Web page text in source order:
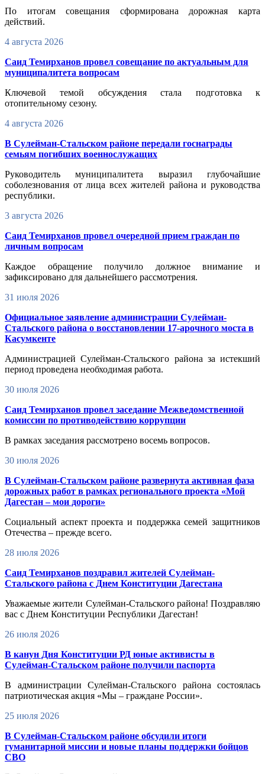
По итогам совещания сформирована дорожная карта
действий.
4 августа 2026
Саид Темирханов провел совещание по актуальным для
муниципалитета вопросам
Ключевой темой обсуждения стала подготовка к
отопительному сезону.
4 августа 2026
В Сулейман-Стальском районе передали госнаграды
семьям погибших военнослужащих
Руководитель муниципалитета выразил глубочайшие
соболезнования от лица всех жителей района и руководства
республики.
3 августа 2026
Саид Темирханов провел очередной прием граждан по
личным вопросам
Каждое обращение получило должное внимание и
зафиксировано для дальнейшего рассмотрения.
31 июля 2026
Официальное заявление администрации Сулейман-
Стальского района о восстановлении 17-арочного моста в
Касумкенте
Администрацией Сулейман-Стальского района за истекший
период проведена необходимая работа.
30 июля 2026
Саид Темирханов провел заседание Межведомственной
комиссии по противодействию коррупции
В рамках заседания рассмотрено восемь вопросов.
30 июля 2026
В Сулейман-Стальском районе развернута активная фаза
дорожных работ в рамках регионального проекта «Мой
Дагестан – мои дороги»
Социальный аспект проекта и поддержка семей защитников
Отечества – прежде всего.
28 июля 2026
Саид Темирханов поздравил жителей Сулейман-
Стальского района с Днем Конституции Дагестана
Уважаемые жители Сулейман-Стальского района! Поздравляю
вас с Днем Конституции Республики Дагестан!
26 июля 2026
В канун Дня Конституции РД юные активисты в
Сулейман-Стальском районе получили паспорта
В администрации Сулейман-Стальского района состоялась
патриотическая акция «Мы – граждане России».
25 июля 2026
В Сулейман-Стальском районе обсудили итоги
гуманитарной миссии и новые планы поддержки бойцов
СВО